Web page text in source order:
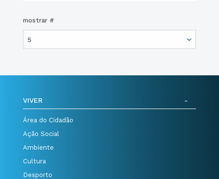
mostrar #
VIVER
Área do Cidadão
Ação Social
Ambiente
Cultura
Desporto